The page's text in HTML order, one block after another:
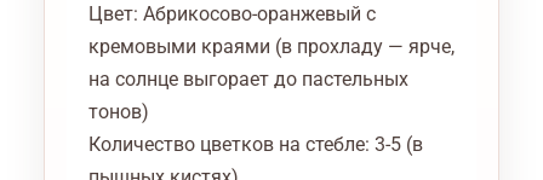
Цвет: Абрикосово-оранжевый с
кремовыми краями (в прохладу — ярче,
на солнце выгорает до пастельных
тонов)
Количество цветков на стебле: 3-5 (в